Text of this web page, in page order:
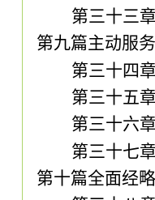
第三十三
第九篇主动服
第三十四
第三十五
第三十六
第三十七
第十篇全面经